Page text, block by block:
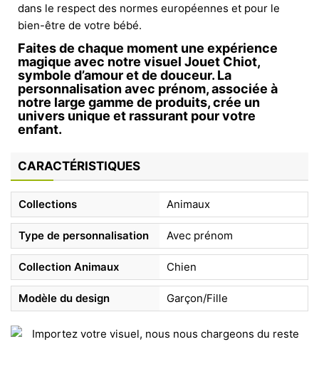
dans le respect des normes européennes et pour le
bien-être de votre bébé.
Faites de chaque moment une expérience
magique avec notre visuel Jouet Chiot,
symbole d’amour et de douceur. La
personnalisation avec prénom, associée à
notre large gamme de produits, crée un
univers unique et rassurant pour votre
enfant.
CARACTÉRISTIQUES
Collections Animaux
Type de personnalisation Avec prénom
Collection Animaux Chien
Modèle du design Garçon/Fille